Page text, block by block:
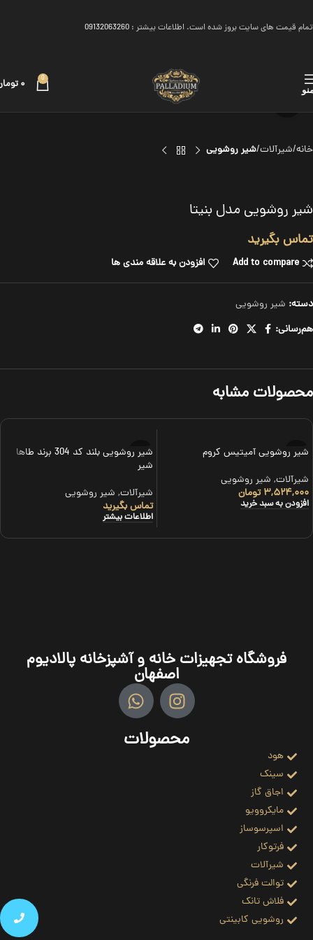
تمام قیمت های سایت بروز شده است. اطلاعات بیشتر : 09132063260
0 ۰
برای بزرگنمایی کلیک کنید
خانه شیرآلات شیر روشویی
شیر روشویی مدل بنیتا
تماس بگیرید
Add to compare افزودن به علاقه مندی ها
دسته: شیر روشویی
هم‌رسانی:
محصولات مشابه
شیر روشویی آمیتیس کروم
شیرآلات, شیر روشویی
۳,۵۲۴,۰۰۰ تومان
افزودن به سبد خرید
شیر روشویی بلند کد 304 برند طاها
شیر
شیرآلات, شیر روشویی
تماس بگیرید
اطلاعات بیشتر
فروشگاه تجهیزات خانه و آشپزخانه پالادیوم
اصفهان
محصولات
هود
سینک
اجاق گاز
مایکروویو
اسپرسوساز
فرتوکار
شیرآلات
توالت فرنگی
فلاش تانک
روشویی کابینتی